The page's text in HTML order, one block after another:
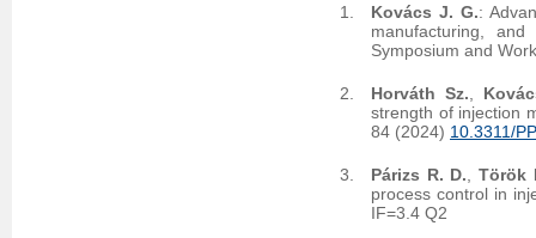
Kovács J. G.:
manufacturing,
Symposium and
Horváth Sz.
strength of injection
84 (2024) 10.3311/
Párizs R. D. ,Török
process control in
IF=3.4 Q2